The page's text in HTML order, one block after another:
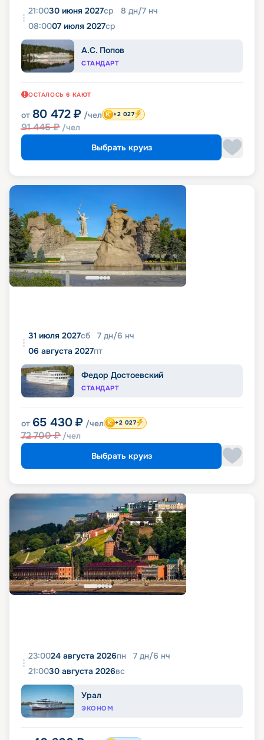
21:0030 июня 2027ср 8 дн/7 нч
08:0007 июля 2027ср
А.С. Попов
СТАНДАРТ
ОСТАЛОСЬ 6 КАЮТ
от 80 472 ₽ /чел
91 445₽ /чел
+2 027
Выбрать круиз
31 июля 2027сб 7 дн/6 нч
06 августа 2027пт
Федор Достоевский
СТАНДАРТ
от 65 430 ₽ /чел
72 700₽ /чел
+2 027
Выбрать круиз
23:0024 августа 2026пн 7 дн/6 нч
21:0030 августа 2026вс
Урал
ЭКОНОМ